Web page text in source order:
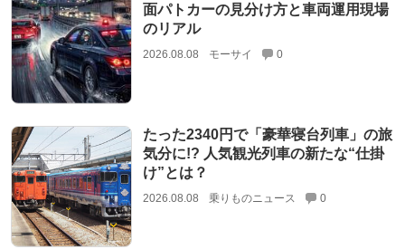
面パトカーの見分け方と車両運用現場
のリアル
2026.08.08 モーサイ 0
たった2340円で「豪華寝台列車」の旅
気分に!? 人気観光列車の新たな“仕掛
け”とは？
2026.08.08 乗りものニュース 0